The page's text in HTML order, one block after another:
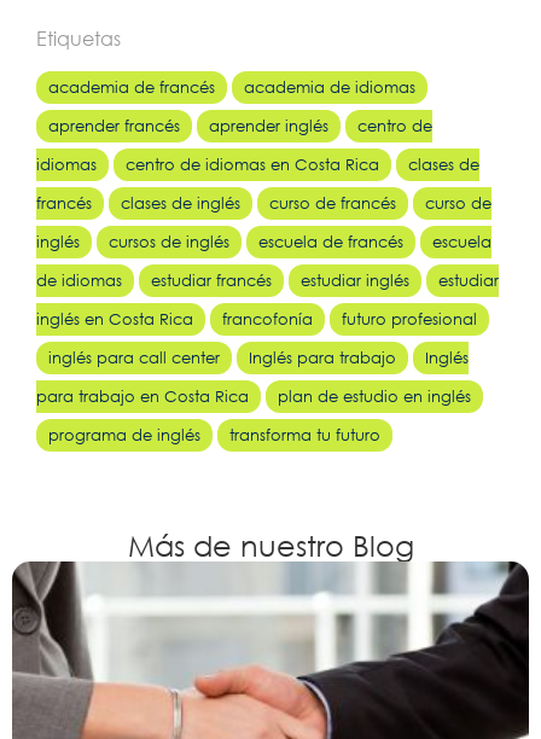
Etiquetas
academia de francés
academia de idiomas
aprender francés
aprender inglés
centro de
idiomas
centro de idiomas en Costa Rica
clases de
francés
clases de inglés curso de francés
curso de
inglés
cursos de inglés escuela de francés
escuela
de idiomas
estudiar francés estudiar inglés
estudiar
inglés en Costa Rica
francofonía
futuro profesional
inglés para call center
Inglés para trabajo
Inglés
para trabajo en Costa Rica
plan de estudio en inglés
programa de inglés
transforma tu futuro
Más de nuestro Blog